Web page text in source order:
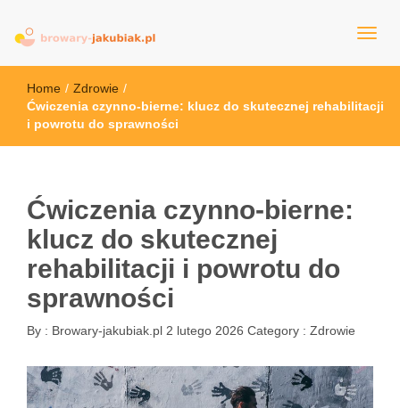
browary-jakubiak.pl
Home / Zdrowie /
Ćwiczenia czynno-bierne: klucz do skutecznej rehabilitacji
i powrotu do sprawności
Ćwiczenia czynno-bierne:
klucz do skutecznej
rehabilitacji i powrotu do
sprawności
By : Browary-jakubiak.pl 2 lutego 2026 Category : Zdrowie